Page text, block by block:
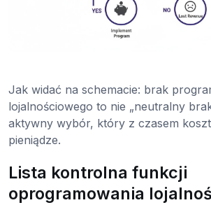
Jak widać na schemacie: brak
lojalnościowego to nie „neutralny
aktywny wybór, który z czasem
pieniądze.
Lista kontrolna funkcji
oprogramowania